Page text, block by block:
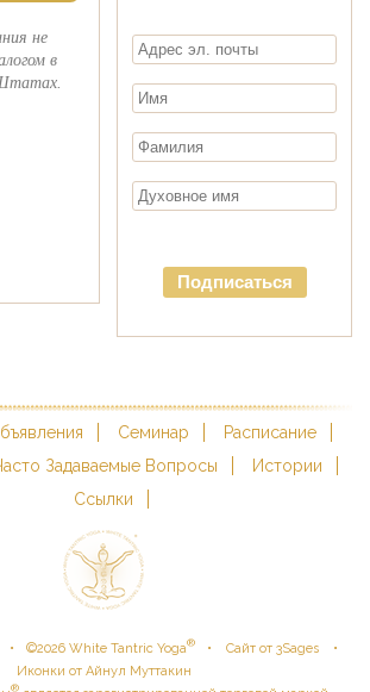
не
в
Подписаться
Семинар
Расписание
Задаваемые Вопросы
Истории
Ссылки
• ©2026 White Tantric Yoga® • Сайт от 3Sages •
Иконки от Айнул Муттакин
®